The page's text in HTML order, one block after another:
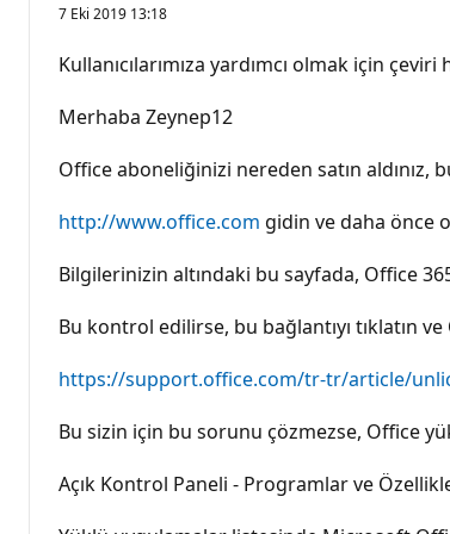
y
ı
n
ı
k
u
a
ı
7 Eki 2019 13:18
Kullanıcılarımıza yardımcı olmak için
Merhaba Zeynep12
Office aboneliğinizi nereden satın
http://www.office.com gidin ve daha önce
Bilgilerinizin altındaki bu sayfada, Office
Bu kontrol edilirse, bu bağlantıyı tıklatın
https://support.office.com/tr-tr/article/
Bu sizin için bu sorunu çözmezse, Office
Açık Kontrol Paneli - Programlar ve